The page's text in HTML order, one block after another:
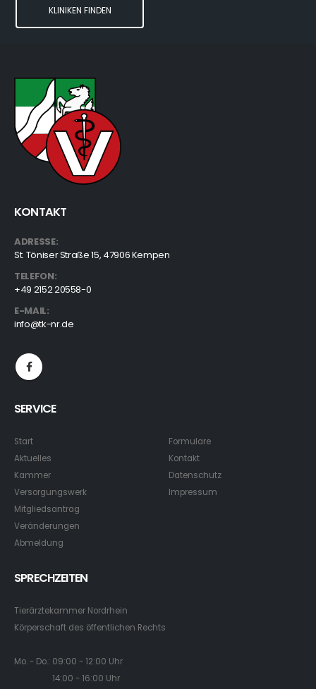
KLINIKEN FINDEN
KONTAKT
ADRESSE:
St. Töniser Straße 15, 47906 Kempen
TELEFON:
+49 2152 20558-0
E-MAIL:
info@tk-nr.de
SERVICE
Start
Aktuelles
Kammer
Versorgungswerk
Mitgliedsantrag
Veränderungen
Abmeldung
Formulare
Kontakt
Datenschutz
Impressum
SPRECHZEITEN
Tierärztekammer Nordrhein
Körperschaft des öffentlichen Rechts
Mo. - Do.: 09:00 - 12:00 Uhr
14:00 - 16:00 Uhr